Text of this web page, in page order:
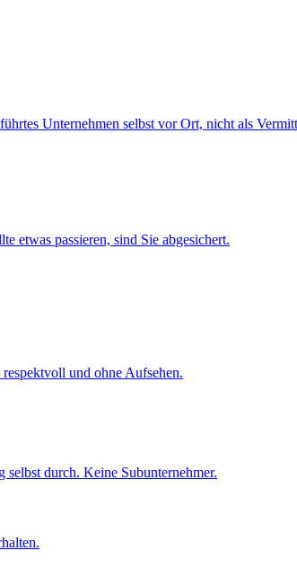
Unternehmen selbst vor Ort, nicht als
etwas passieren, sind Sie abgesichert.
und ohne Aufsehen.
durch. Keine Subunternehmer.